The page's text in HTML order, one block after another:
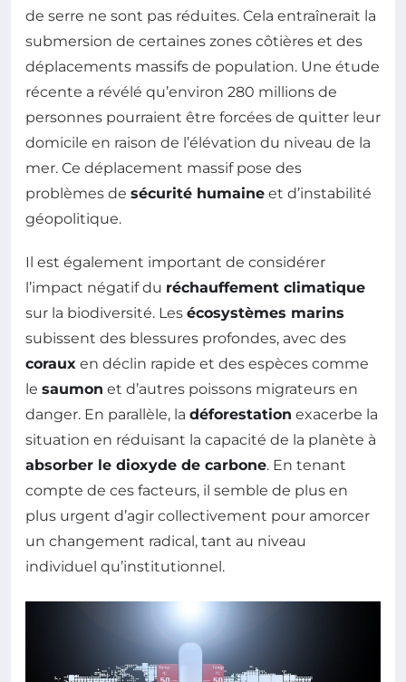
de serre ne sont pas réduites. Cela entraînerait la
submersion de certaines zones côtières et des
déplacements massifs de population. Une étude
récente a révélé qu’environ 280 millions de
personnes pourraient être forcées de quitter leur
domicile en raison de l’élévation du niveau de la
mer. Ce déplacement massif pose des
problèmes de sécurité humaine et d’instabilité
géopolitique.
Il est également important de considérer
l’impact négatif du réchauffement climatique
sur la biodiversité. Les écosystèmes marins
subissent des blessures profondes, avec des
coraux en déclin rapide et des espèces comme
le saumon et d’autres poissons migrateurs en
danger. En parallèle, la déforestation exacerbe la
situation en réduisant la capacité de la planète à
absorber le dioxyde de carbone. En tenant
compte de ces facteurs, il semble de plus en
plus urgent d’agir collectivement pour amorcer
un changement radical, tant au niveau
individuel qu’institutionnel.